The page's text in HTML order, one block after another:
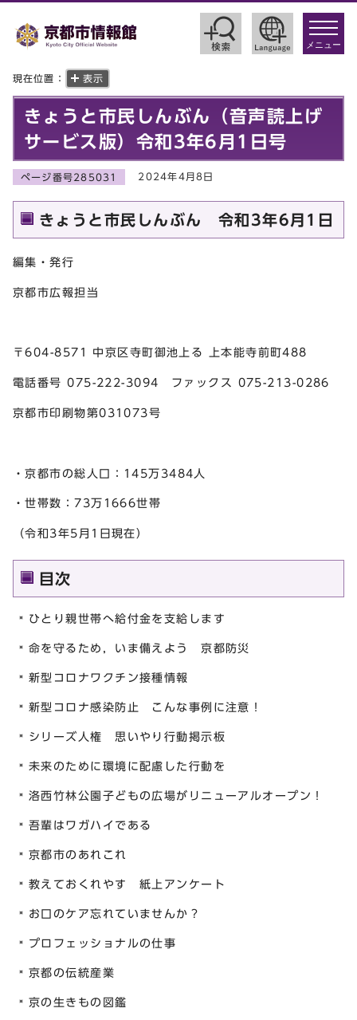
toggle
メニュー
現在位置： 表示
きょうと市民しんぶん（音声読上げ
サービス版）令和3年6月1日号
ページ番号285031 2024年4月8日
きょうと市民しんぶん 令和3年6月1日
編集・発行
京都市広報担当
〒604-8571 中京区寺町御池上る 上本能寺前町488
電話番号 075-222-3094 ファックス 075-213-0286
京都市印刷物第031073号
・京都市の総人口：145万3484人
・世帯数：73万1666世帯
（令和3年5月1日現在）
目次
ひとり親世帯へ給付金を支給します
命を守るため，いま備えよう 京都防災
新型コロナワクチン接種情報
新型コロナ感染防止 こんな事例に注意！
シリーズ人権 思いやり行動掲示板
未来のために環境に配慮した行動を
洛西竹林公園子どもの広場がリニューアルオープン！
吾輩はワガハイである
京都市のあれこれ
教えておくれやす 紙上アンケート
お口のケア忘れていませんか？
プロフェッショナルの仕事
京都の伝統産業
京の生きもの図鑑